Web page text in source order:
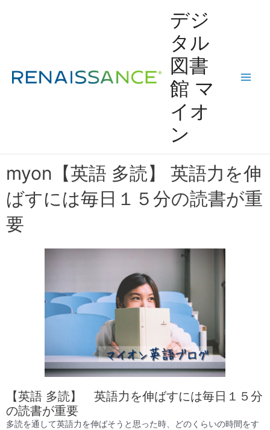
デジ
タル
図書
館 マ
イオ
ン
myon【英語 多読】 英語力を伸
ばすには毎日１５分の読書が重
要
【英語 多読】 英語力を伸ばすには毎日１５分
の読書が重要
多読を通して英語力を伸ばそうと思った時、どのくらいの時間をす